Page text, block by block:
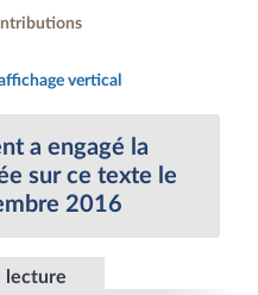
vertical
a engagé la
sur ce texte le
2016
lecture